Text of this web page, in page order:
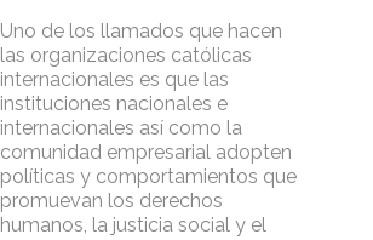
Uno de los llamados que hacen
las organizaciones católicas
internacionales es que las
instituciones nacionales e
internacionales así como la
comunidad empresarial adopten
políticas y comportamientos que
promuevan los derechos
humanos, la justicia social y el